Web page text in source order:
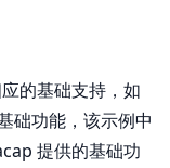
的基础支持，如
础功能，该示例中
提供的基础功